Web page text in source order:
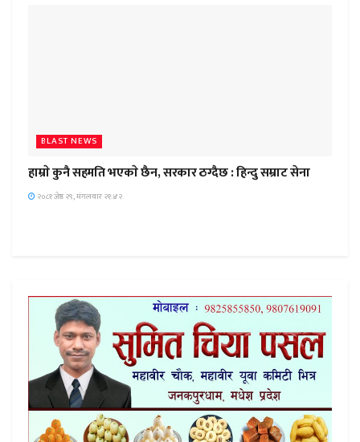
BLAST NEWS
हाम्राे कुनै सहमति भएकाे छैन, सरकार ठग्दैछ : हिन्दु सम्राट सेना
२०८१ जेष्ठ २९, मंगलवार २१:४२